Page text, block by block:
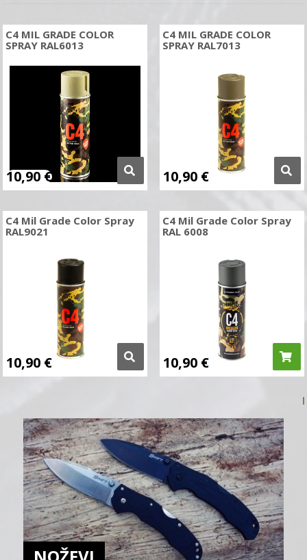
C4 MIL GRADE COLOR
SPRAY RAL6013
10,90 €
C4 MIL GRADE COLOR
SPRAY RAL7013
10,90 €
C4 Mil Grade Color Spray
RAL9021
10,90 €
C4 Mil Grade Color Spray
RAL 6008
10,90 €